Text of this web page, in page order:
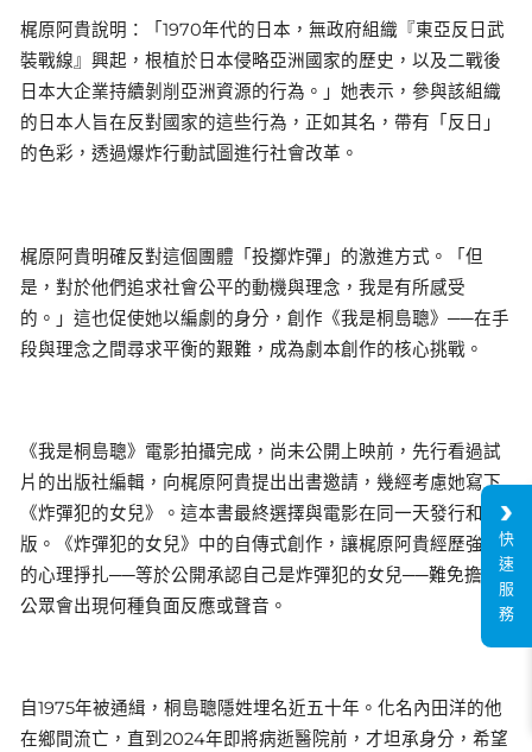
梶原阿貴說明：「1970年代的日本，無政府組織『東亞反日武
裝戰線』興起，根植於日本侵略亞洲國家的歷史，以及二戰後
日本大企業持續剝削亞洲資源的行為。」她表示，參與該組織
的日本人旨在反對國家的這些行為，正如其名，帶有「反日」
的色彩，透過爆炸行動試圖進行社會改革。
梶原阿貴明確反對這個團體「投擲炸彈」的激進方式。「但
是，對於他們追求社會公平的動機與理念，我是有所感受
的。」這也促使她以編劇的身分，創作《我是桐島聰》──在手
段與理念之間尋求平衡的艱難，成為劇本創作的核心挑戰。
《我是桐島聰》電影拍攝完成，尚未公開上映前，先行看過試
片的出版社編輯，向梶原阿貴提出出書邀請，幾經考慮她寫下
《炸彈犯的女兒》。這本書最終選擇與電影在同一天發行和出
版。《炸彈犯的女兒》中的自傳式創作，讓梶原阿貴經歷強烈
的心理掙扎──等於公開承認自己是炸彈犯的女兒──難免擔心
公眾會出現何種負面反應或聲音。
自1975年被通緝，桐島聰隱姓埋名近五十年。化名內田洋的他
在鄉間流亡，直到2024年即將病逝醫院前，才坦承身分，希望
快
速
服
務